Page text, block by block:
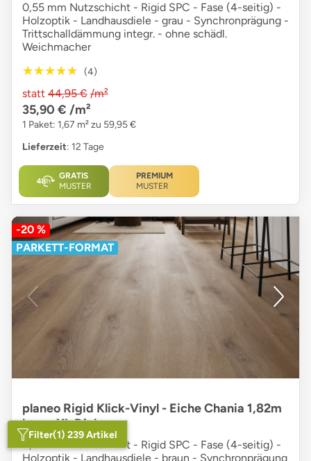
0,55 mm Nutzschicht - Rigid SPC - Fase (4-seitig) -
Holzoptik - Landhausdiele - grau - Synchronprägung -
Trittschalldämmung integr. - ohne schädl.
Weichmacher
★★★★★
★★★★★ (4)
statt 44,95 € /m²
35,90 € /m²
1 Paket: 1,67 m² zu 59,95 €
Lieferzeit: 12 Tage
GRATIS
MUSTER
PREMIUM
MUSTER
-20 %
PARKETT-FORMAT
planeo Rigid Klick-Vinyl - Eiche Chania 1,82m
lange XL Diele
0,55 mm Nutzschicht - Rigid SPC - Fase (4-seitig) -
Holzoptik - Landhausdiele - braun - Synchronprägung
Filter(1) 239 Artikel